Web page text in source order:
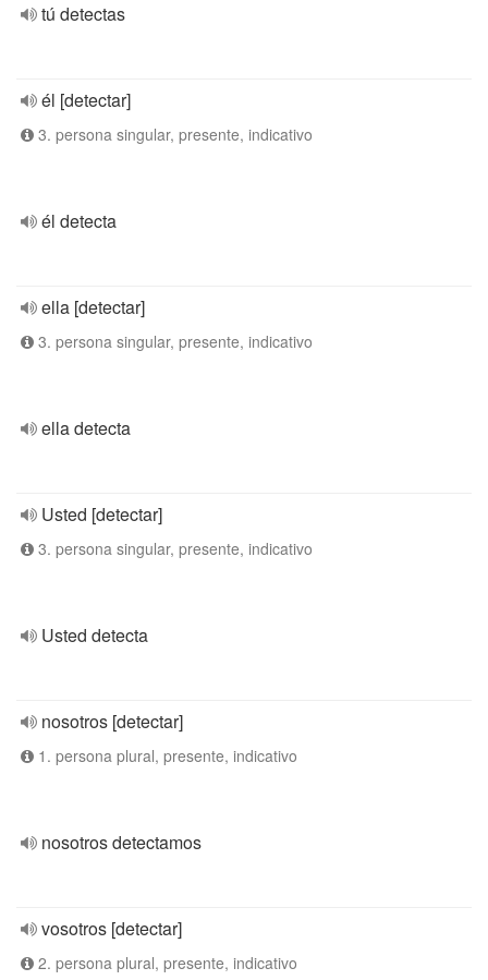
tú detectas
él [detectar]
3. persona singular, presente, indicativo
él detecta
ella [detectar]
3. persona singular, presente, indicativo
ella detecta
Usted [detectar]
3. persona singular, presente, indicativo
Usted detecta
nosotros [detectar]
1. persona plural, presente, indicativo
nosotros detectamos
vosotros [detectar]
2. persona plural, presente, indicativo